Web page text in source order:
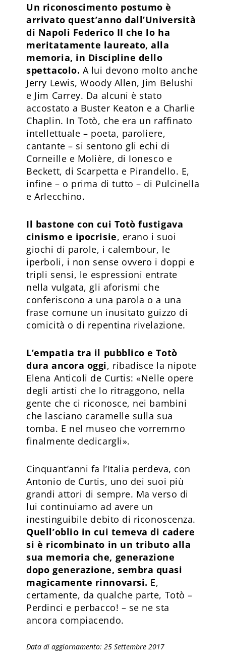
Un riconoscimento postumo è
arrivato quest’anno dall’Università
di Napoli Federico II che lo ha
meritatamente laureato, alla
memoria, in Discipline dello
spettacolo. A lui devono molto anche
Jerry Lewis, Woody Allen, Jim Belushi
e Jim Carrey. Da alcuni è stato
accostato a Buster Keaton e a Charlie
Chaplin. In Totò, che era un raffinato
intellettuale – poeta, paroliere,
cantante – si sentono gli echi di
Corneille e Molière, di Ionesco e
Beckett, di Scarpetta e Pirandello. E,
infine – o prima di tutto – di Pulcinella
e Arlecchino.
Il bastone con cui Totò fustigava
cinismo e ipocrisie, erano i suoi
giochi di parole, i calembour, le
iperboli, i non sense ovvero i doppi e
tripli sensi, le espressioni entrate
nella vulgata, gli aforismi che
conferiscono a una parola o a una
frase comune un inusitato guizzo di
comicità o di repentina rivelazione.
L’empatia tra il pubblico e Totò
dura ancora oggi, ribadisce la nipote
Elena Anticoli de Curtis: «Nelle opere
degli artisti che lo ritraggono, nella
gente che ci riconosce, nei bambini
che lasciano caramelle sulla sua
tomba. E nel museo che vorremmo
finalmente dedicargli».
Cinquant’anni fa l’Italia perdeva, con
Antonio de Curtis, uno dei suoi più
grandi attori di sempre. Ma verso di
lui continuiamo ad avere un
inestinguibile debito di riconoscenza.
Quell’oblio in cui temeva di cadere
si è ricombinato in un tributo alla
sua memoria che, generazione
dopo generazione, sembra quasi
magicamente rinnovarsi. E,
certamente, da qualche parte, Totò –
Perdinci e perbacco! – se ne sta
ancora compiacendo.
Data di aggiornamento: 25 Settembre 2017